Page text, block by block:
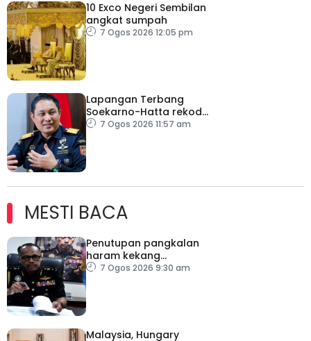
10 Exco Negeri Sembilan
angkat sumpah
7 Ogos 2026 12:05 pm
Lapangan Terbang
Soekarno-Hatta rekod
lebih 300 kes dadah
7 Ogos 2026 11:57 am
MESTI BACA
Penutupan pangkalan
haram kekang
penyeludupan di
7 Ogos 2026 9:30 am
Malaysia, Hungary